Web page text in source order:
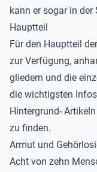
kann er sogar in der
Hauptteil
Für den Hauptteil
zur Verfügung,
gliedern und die
die wichtigsten
Hintergrund-
zu finden.
Armut und
Acht von zehn